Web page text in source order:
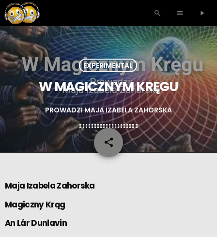
search menu play_arrow
EXPERIMENTAL
W MAGICZNYM KRĘGU
PROWADZI MAJA IZABELA ZAHORSKA
share
email
Maja Izabela Zahorska
Magiczny Krąg
An Lár Dunlavin